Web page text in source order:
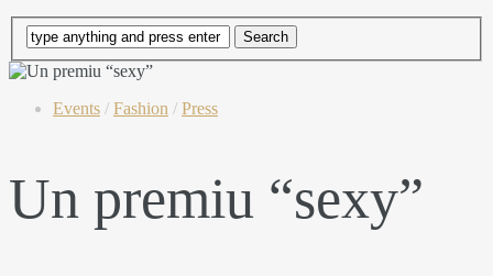
Events / Fashion / Press
Un premiu “sexy”